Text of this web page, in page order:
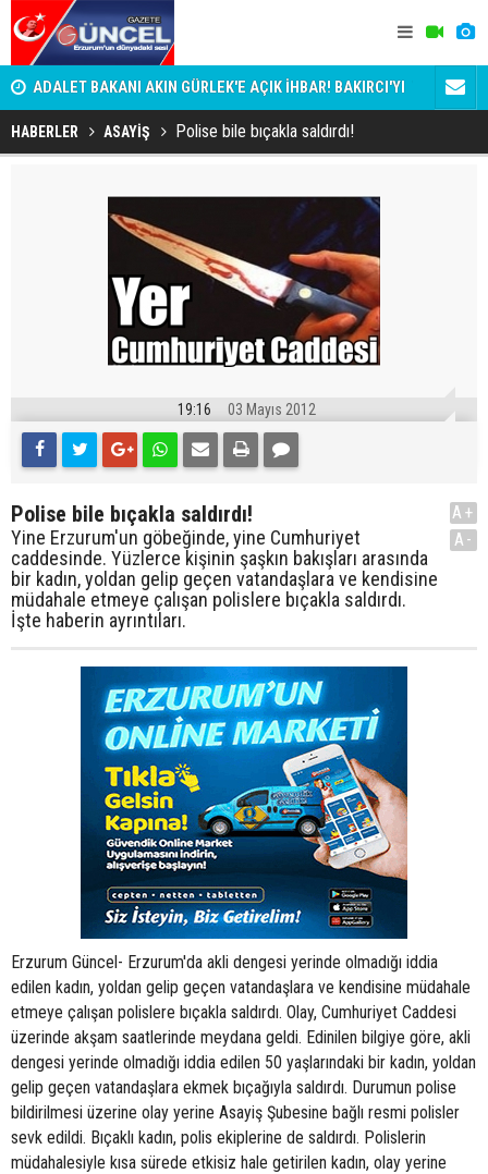
ADALET BAKANI AKIN GÜRLEK'E AÇIK İHBAR! BAKIRCI'YI
KİM KORUYOR?
Taraftar
HABERLER ASAYİŞ Polise bile bıçakla saldırdı!
19:16 03 Mayıs 2012
Polise bile bıçakla saldırdı!
Yine Erzurum'un göbeğinde, yine Cumhuriyet
caddesinde. Yüzlerce kişinin şaşkın bakışları arasında
bir kadın, yoldan gelip geçen vatandaşlara ve kendisine
müdahale etmeye çalışan polislere bıçakla saldırdı.
İşte haberin ayrıntıları.
A+
A-
Erzurum Güncel- Erzurum'da akli dengesi yerinde olmadığı iddia
edilen kadın, yoldan gelip geçen vatandaşlara ve kendisine müdahale
etmeye çalışan polislere bıçakla saldırdı. Olay, Cumhuriyet Caddesi
üzerinde akşam saatlerinde meydana geldi. Edinilen bilgiye göre, akli
dengesi yerinde olmadığı iddia edilen 50 yaşlarındaki bir kadın, yoldan
gelip geçen vatandaşlara ekmek bıçağıyla saldırdı. Durumun polise
bildirilmesi üzerine olay yerine Asayiş Şubesine bağlı resmi polisler
sevk edildi. Bıçaklı kadın, polis ekiplerine de saldırdı. Polislerin
müdahalesiyle kısa sürede etkisiz hale getirilen kadın, olay yerine